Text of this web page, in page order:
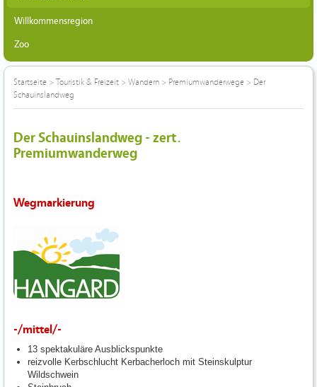
Willkommensregion
Zoo
Startseite > Touristik & Freizeit > Wandern > Premiumwanderwege > Der
Schauinslandweg
Der Schauinslandweg - zert.
Premiumwanderweg
Wegmarkierung
-/mittel/-
13 spektakuläre Ausblickspunkte
reizvolle Kerbschlucht Kerbacherloch mit Steinskulptur
Wildschwein